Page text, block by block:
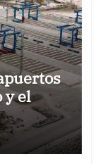
y el